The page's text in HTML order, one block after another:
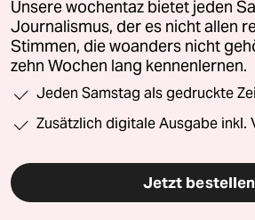
Unsere wochentaz bietet jeden
Journalismus, der es nicht allen
Stimmen, die woanders nicht
zehn Wochen lang kennenlernen.
Jeden Samstag als gedruckte
Zusätzlich digitale Ausgabe inkl.
Jetzt bestellen